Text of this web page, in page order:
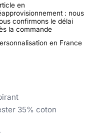
en
: nous
confirmons le délai
la commande
en France
35% coton